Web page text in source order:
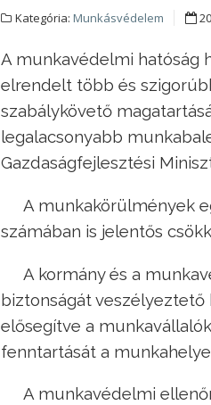
Kategória: Munkásvédelem
A munkavédelmi hatóság
elrendelt több és
szabálykövető
legalacsonyabb
Gazdaságfejlesztési
A munkakörülmények
számában is jelentős
A kormány és a
biztonságát veszélyeztető
elősegítve a
fenntartását a
A munkavédelmi